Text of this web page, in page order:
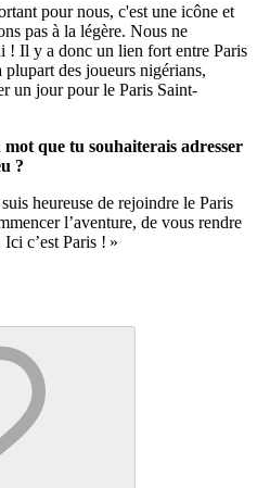
pour nous, c'est une icône et
pas à la légère. Nous ne
! Il y a donc un lien fort entre Paris
des joueurs nigérians,
un jour pour le Paris Saint-
que tu souhaiterais adresser
?
heureuse de rejoindre le Paris
l’aventure, de vous rendre
c’est Paris ! »